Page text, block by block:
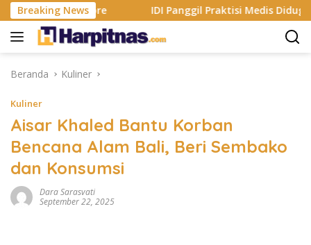
Langsung
ke
konten
Breaking News
App Store IDI Panggil Praktisi Medis Diduga
Beranda Kuliner
Kuliner
Aisar Khaled Bantu Korban
Bencana Alam Bali, Beri Sembako
dan Konsumsi
Dara Sarasvati
September 22, 2025